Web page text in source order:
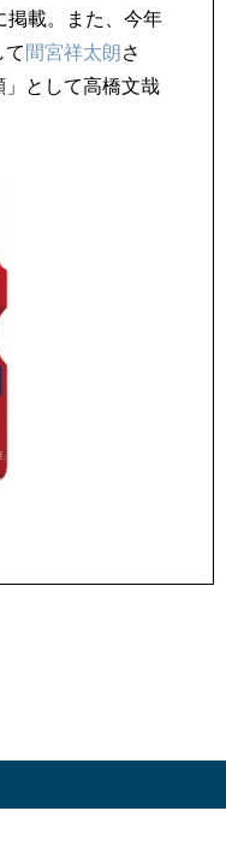
掲載。また、今年
て 間宮祥太朗 さ
」として高橋文哉